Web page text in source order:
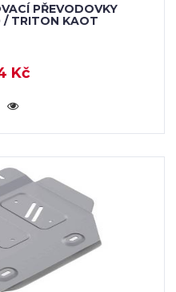
PŘEVODOVKY
/ TRITON KAOT
Kč